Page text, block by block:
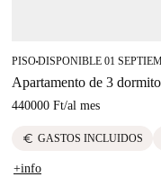
PISO■DISPONIBLE 01
Apartamento de 3
440000 Ft/al mes
euro GASTOS INCLUIDOS
+info